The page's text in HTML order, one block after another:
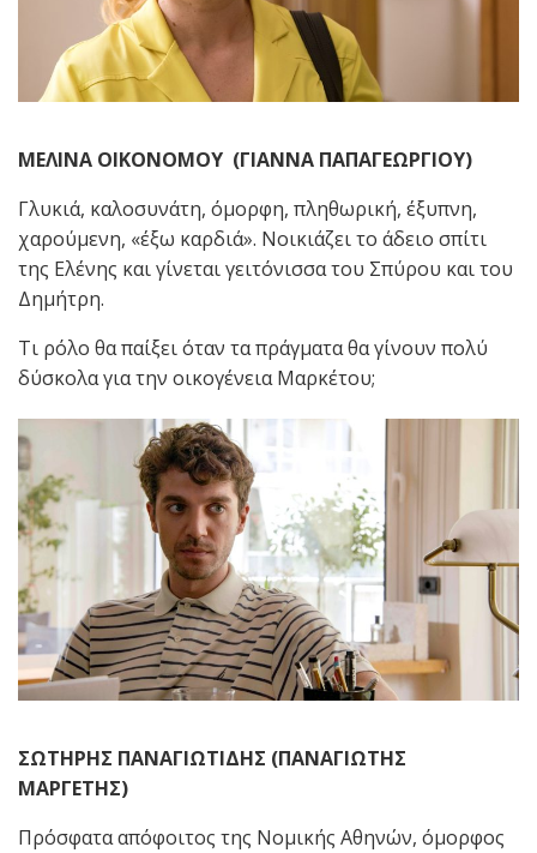
ΜΕΛΙΝΑ ΟΙΚΟΝΟΜΟΥ (ΓΙΑΝΝΑ ΠΑΠΑΓΕΩΡΓΙΟΥ)
Γλυκιά, καλοσυνάτη, όμορφη, πληθωρική, έξυπνη,
χαρούμενη, «έξω καρδιά». Νοικιάζει το άδειο σπίτι
της Ελένης και γίνεται γειτόνισσα του Σπύρου και του
Δημήτρη.
Τι ρόλο θα παίξει όταν τα πράγματα θα γίνουν πολύ
δύσκολα για την οικογένεια Μαρκέτου;
ΣΩΤΗΡΗΣ ΠΑΝΑΓΙΩΤΙΔΗΣ (ΠΑΝΑΓΙΩΤΗΣ
ΜΑΡΓΕΤΗΣ)
Πρόσφατα απόφοιτος της Νομικής Αθηνών, όμορφος